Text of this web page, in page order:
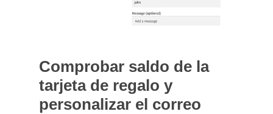
Comprobar saldo de la
tarjeta de regalo y
personalizar el correo